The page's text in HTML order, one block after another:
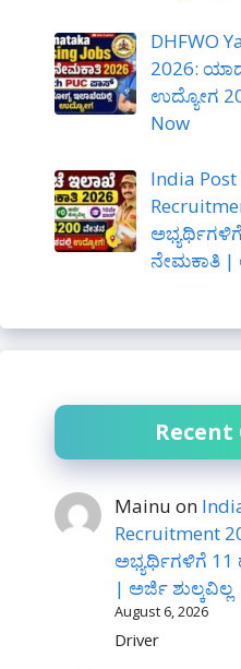
DHFWO
2026:
ಉದ್ಯೋಗ
Now
India
ನೇಮಕಾತಿ |
Mainu on
Recruitment
ಅಭ್ಯರ್ಥಿಗಳಿಗೆ 11
| ಅರ್ಜಿ ಶುಲ್ಕವಿಲ್ಲ
August 6, 2026
Driver